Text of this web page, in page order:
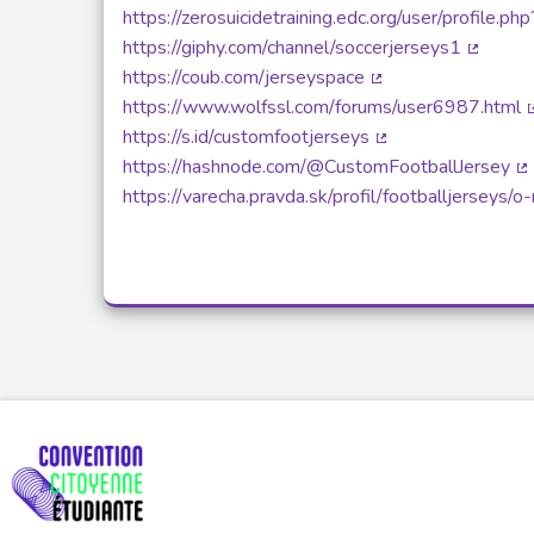
(Lien
https://zerosuicidetraining.edc.org/user/
https://giphy.com/channel/soccerjerseys1
https://coub.com/jerseyspace
(Lien externe)
https://www.wolfssl.com/forums/user6987.html
https://s.id/customfootjerseys
(Lien externe)
https://hashnode.com/@CustomFootballJersey
https://varecha.pravda.sk/profil/footballjerseys/